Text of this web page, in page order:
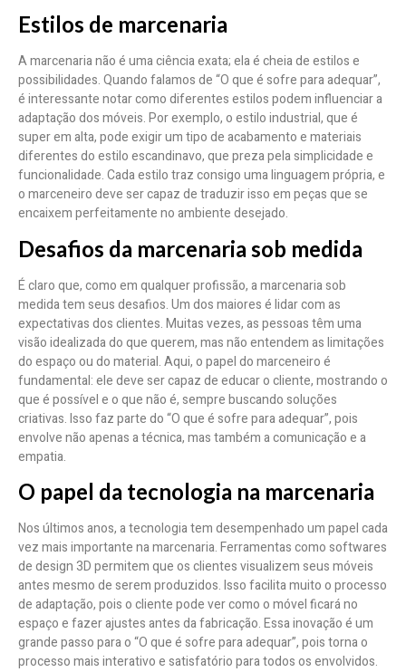
Estilos de marcenaria
A marcenaria não é uma ciência exata; ela é cheia de estilos e
possibilidades. Quando falamos de “O que é sofre para adequar”,
é interessante notar como diferentes estilos podem influenciar a
adaptação dos móveis. Por exemplo, o estilo industrial, que é
super em alta, pode exigir um tipo de acabamento e materiais
diferentes do estilo escandinavo, que preza pela simplicidade e
funcionalidade. Cada estilo traz consigo uma linguagem própria, e
o marceneiro deve ser capaz de traduzir isso em peças que se
encaixem perfeitamente no ambiente desejado.
Desafios da marcenaria sob medida
É claro que, como em qualquer profissão, a marcenaria sob
medida tem seus desafios. Um dos maiores é lidar com as
expectativas dos clientes. Muitas vezes, as pessoas têm uma
visão idealizada do que querem, mas não entendem as limitações
do espaço ou do material. Aqui, o papel do marceneiro é
fundamental: ele deve ser capaz de educar o cliente, mostrando o
que é possível e o que não é, sempre buscando soluções
criativas. Isso faz parte do “O que é sofre para adequar”, pois
envolve não apenas a técnica, mas também a comunicação e a
empatia.
O papel da tecnologia na marcenaria
Nos últimos anos, a tecnologia tem desempenhado um papel cada
vez mais importante na marcenaria. Ferramentas como softwares
de design 3D permitem que os clientes visualizem seus móveis
antes mesmo de serem produzidos. Isso facilita muito o processo
de adaptação, pois o cliente pode ver como o móvel ficará no
espaço e fazer ajustes antes da fabricação. Essa inovação é um
grande passo para o “O que é sofre para adequar”, pois torna o
processo mais interativo e satisfatório para todos os envolvidos.